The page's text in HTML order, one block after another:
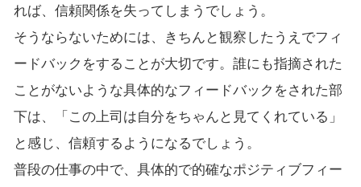
れば、信頼関係を失ってしまうでしょう。
そうならないためには、きちんと観察したうえでフィ
ードバックをすることが大切です。誰にも指摘された
ことがないような具体的なフィードバックをされた部
下は、「この上司は自分をちゃんと見てくれている」
と感じ、信頼するようになるでしょう。
普段の仕事の中で、具体的で的確なポジティブフィー